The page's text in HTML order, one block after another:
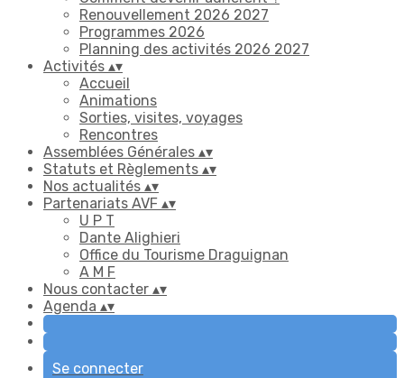
Renouvellement 2026 2027
Programmes 2026
Planning des activités 2026 2027
Activités ▴▾
Accueil
Animations
Sorties, visites, voyages
Rencontres
Assemblées Générales ▴▾
Statuts et Règlements ▴▾
Nos actualités ▴▾
Partenariats AVF ▴▾
U P T
Dante Alighieri
Office du Tourisme Draguignan
A M F
Nous contacter ▴▾
Agenda ▴▾
Se connecter